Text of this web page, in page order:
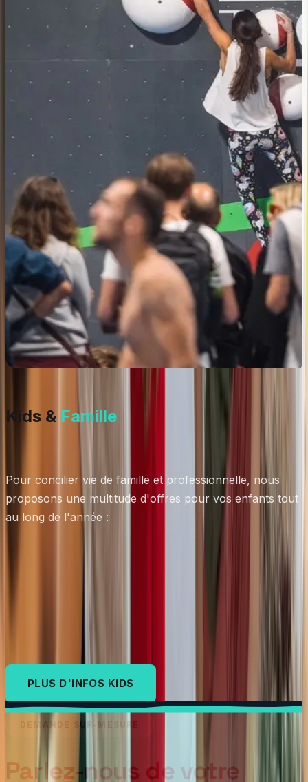
Kids & Famille
Pour concilier vie de famille et professionnelle, nous
proposons une multitude d'offres pour vos enfants tout
au long de l'année :
PLUS D'INFOS KIDS
DEMANDE SUR-MESURE
Parlez-nous de votre